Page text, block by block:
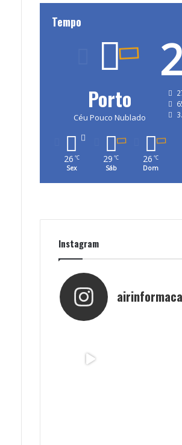
Tempo
Porto
Céu Pouco Nublado
26 ℃
Sex
29 ℃
Sáb
26 ℃
Dom
Instagram